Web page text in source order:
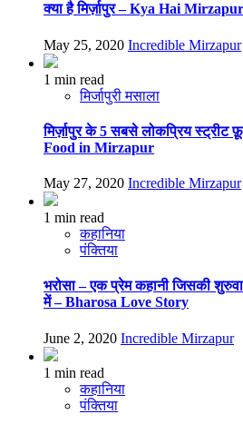
क्या है मिर्ज़ापुर – Kya Hai
May 25, 2020 Incredible Mirzapur
1 min read
मिर्जापुरी मसाला
मिर्ज़ापुर के 5 सबसे लोकप्रिय स्ट्रीट
Food in Mirzapur
May 27, 2020 Incredible Mirzapur
1 min read
कहानिया
पंक्तिया
भरोसा – एक प्रेम कहानी जिसकी
में – Bharosa Love Story
June 2, 2020 Incredible Mirzapur
1 min read
कहानिया
पंक्तिया